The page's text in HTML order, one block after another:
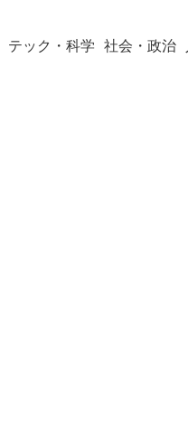
テック・科学 社会・政治